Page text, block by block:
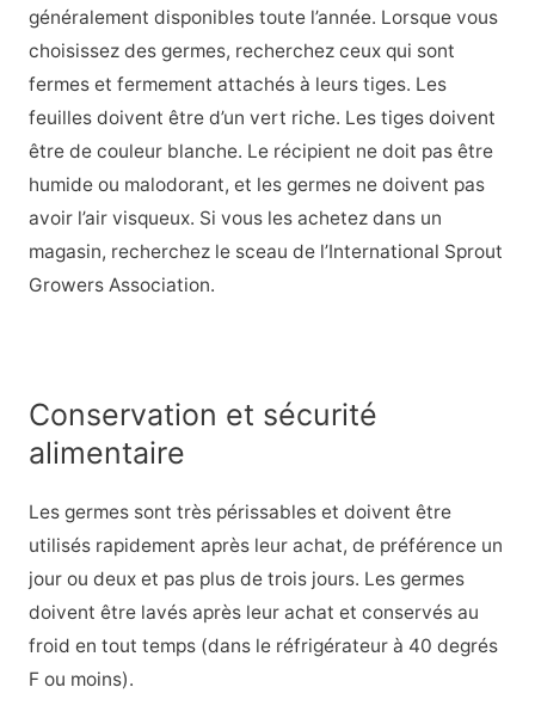
généralement disponibles toute l’année. Lorsque vous
choisissez des germes, recherchez ceux qui sont
fermes et fermement attachés à leurs tiges. Les
feuilles doivent être d’un vert riche. Les tiges doivent
être de couleur blanche. Le récipient ne doit pas être
humide ou malodorant, et les germes ne doivent pas
avoir l’air visqueux. Si vous les achetez dans un
magasin, recherchez le sceau de l’International Sprout
Growers Association.
Conservation et sécurité
alimentaire
Les germes sont très périssables et doivent être
utilisés rapidement après leur achat, de préférence un
jour ou deux et pas plus de trois jours. Les germes
doivent être lavés après leur achat et conservés au
froid en tout temps (dans le réfrigérateur à 40 degrés
F ou moins).